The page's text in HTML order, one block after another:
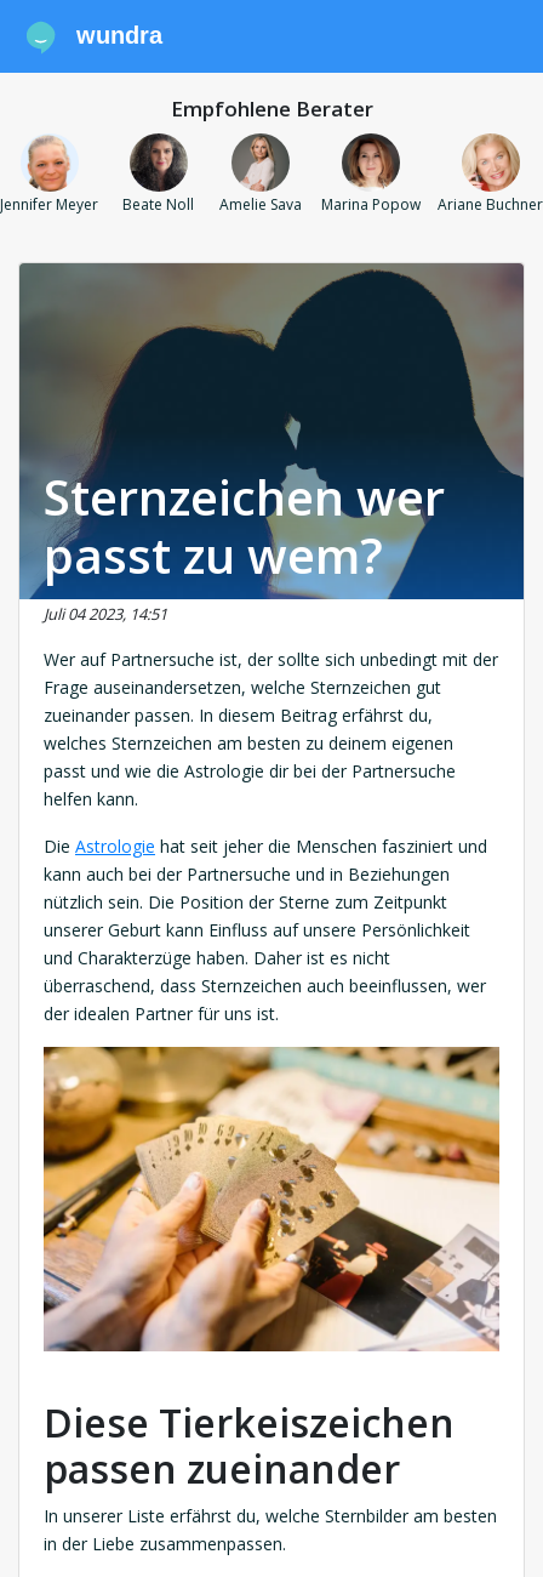
wundra
Empfohlene Berater
Jennifer Meyer Beate Noll Amelie Sava Marina Popow Ariane Buchner
Sternzeichen wer
passt zu wem?
Juli 04 2023, 14:51
Wer auf Partnersuche ist, der sollte sich unbedingt mit der
Frage auseinandersetzen, welche Sternzeichen gut
zueinander passen. In diesem Beitrag erfährst du,
welches Sternzeichen am besten zu deinem eigenen
passt und wie die Astrologie dir bei der Partnersuche
helfen kann.
Die Astrologie hat seit jeher die Menschen fasziniert und
kann auch bei der Partnersuche und in Beziehungen
nützlich sein. Die Position der Sterne zum Zeitpunkt
unserer Geburt kann Einfluss auf unsere Persönlichkeit
und Charakterzüge haben. Daher ist es nicht
überraschend, dass Sternzeichen auch beeinflussen, wer
der idealen Partner für uns ist.
Diese Tierkeiszeichen
passen zueinander
In unserer Liste erfährst du, welche Sternbilder am besten
in der Liebe zusammenpassen.